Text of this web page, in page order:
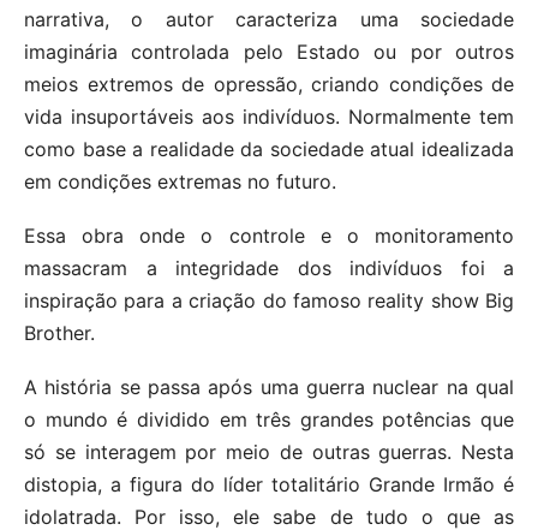
narrativa, o autor caracteriza uma sociedade
imaginária controlada pelo Estado ou por outros
meios extremos de opressão, criando condições de
vida insuportáveis aos indivíduos. Normalmente tem
como base a realidade da sociedade atual idealizada
em condições extremas no futuro.
Essa obra onde o controle e o monitoramento
massacram a integridade dos indivíduos foi a
inspiração para a criação do famoso reality show Big
Brother.
A história se passa após uma guerra nuclear na qual
o mundo é dividido em três grandes potências que
só se interagem por meio de outras guerras. Nesta
distopia, a figura do líder totalitário Grande Irmão é
idolatrada. Por isso, ele sabe de tudo o que as